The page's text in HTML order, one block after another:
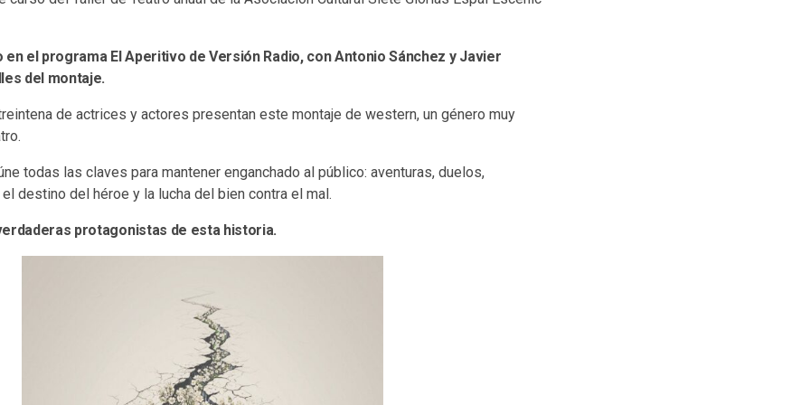
el programa El Aperitivo de Versión Radio, con Antonio Sánchez y Javier
del montaje.
de actrices y actores presentan este montaje de western, un género muy
todas las claves para mantener enganchado al público: aventuras, duelos,
destino del héroe y la lucha del bien contra el mal.
protagonistas de esta historia.